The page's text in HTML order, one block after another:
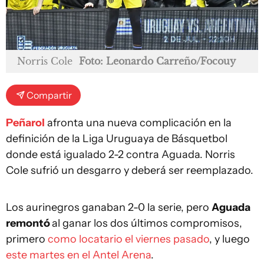
Norris Cole Foto: Leonardo Carreño/Focouy
Compartir
Peñarol afronta una nueva complicación en la
definición de la Liga Uruguaya de Básquetbol
donde está igualado 2-2 contra Aguada. Norris
Cole sufrió un desgarro y deberá ser reemplazado.
Los aurinegros ganaban 2-0 la serie, pero Aguada
remontóal ganar los dos últimos compromisos,
primero como locatario el viernes pasado, y luego
este martes en el Antel Arena.